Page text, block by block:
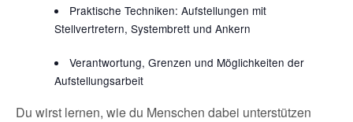
Praktische Techniken: Aufstellungen mit
Stellvertretern, Systembrett und Ankern
Verantwortung, Grenzen und Möglichkeiten der
Aufstellungsarbeit
Du wirst lernen, wie du Menschen dabei unterstützen